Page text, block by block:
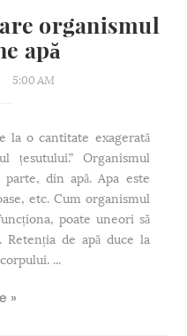
organismul
apă
5:00 AM
la o cantitate exagerată
țesutului.” Organismul
din apă. Apa este
etc. Cum organismul
poate uneori să
de apă duce la
...
»